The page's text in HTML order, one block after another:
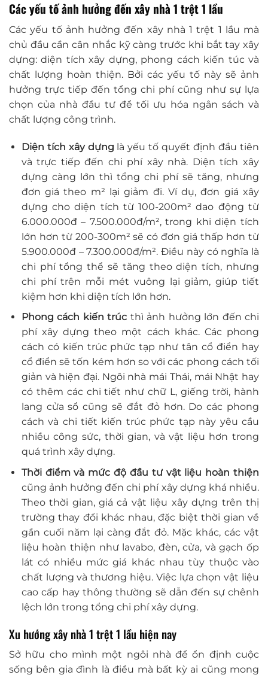
Các yếu tố ảnh hưởng đến xây nhà 1 trệt 1 lầu
Các yếu tố ảnh hưởng đến xây nhà 1 trệt 1 lầu mà
chủ đầu cần cân nhắc kỹ càng trước khi bắt tay xây
dựng: diện tích xây dựng, phong cách kiến túc và
chất lượng hoàn thiện. Bởi các yếu tố này sẽ ảnh
hưởng trực tiếp đến tổng chi phí cũng như sự lựa
chọn của nhà đầu tư để tối ưu hóa ngân sách và
chất lượng công trình.
Diện tích xây dựng là yếu tố quyết định đầu tiên
và trực tiếp đến chi phí xây nhà. Diện tích xây
dựng càng lớn thì tổng chi phí sẽ tăng, nhưng
đơn giá theo m² lại giảm đi. Ví dụ, đơn giá xây
dựng cho diện tích từ 100-200m² dao động từ
6.000.000đ – 7.500.000đ/m², trong khi diện tích
lớn hơn từ 200-300m² sẽ có đơn giá thấp hơn từ
5.900.000đ – 7.300.000đ/m². Điều này có nghĩa là
chi phí tổng thể sẽ tăng theo diện tích, nhưng
chi phí trên mỗi mét vuông lại giảm, giúp tiết
kiệm hơn khi diện tích lớn hơn.
Phong cách kiến trúc thì ảnh hưởng lớn đến chi
phí xây dựng theo một cách khác. Các phong
cách có kiến trúc phức tạp như tân cổ điển hay
cổ điển sẽ tốn kém hơn so với các phong cách tối
giản và hiện đại. Ngôi nhà mái Thái, mái Nhật hay
có thêm các chi tiết như chữ L, giếng trời, hành
lang cửa sổ cũng sẽ đắt đỏ hơn. Do các phong
cách và chi tiết kiến trúc phức tạp này yêu cầu
nhiều công sức, thời gian, và vật liệu hơn trong
quá trình xây dựng.
Thời điểm và mức độ đầu tư vật liệu hoàn thiện
cũng ảnh hưởng đến chi phí xây dựng khá nhiều.
Theo thời gian, giá cả vật liệu xây dựng trên thị
trường thay đổi khác nhau, đặc biệt thời gian về
gần cuối năm lại càng đắt đỏ. Mặc khác, các vật
liệu hoàn thiện như lavabo, đèn, cửa, và gạch ốp
lát có nhiều mức giá khác nhau tùy thuộc vào
chất lượng và thương hiệu. Việc lựa chọn vật liệu
cao cấp hay thông thường sẽ dẫn đến sự chênh
lệch lớn trong tổng chi phí xây dựng.
Xu hướng xây nhà 1 trệt 1 lầu hiện nay
Sở hữu cho mình một ngôi nhà để ổn định cuộc
sống bên gia đình là điều mà bất kỳ ai cũng mong